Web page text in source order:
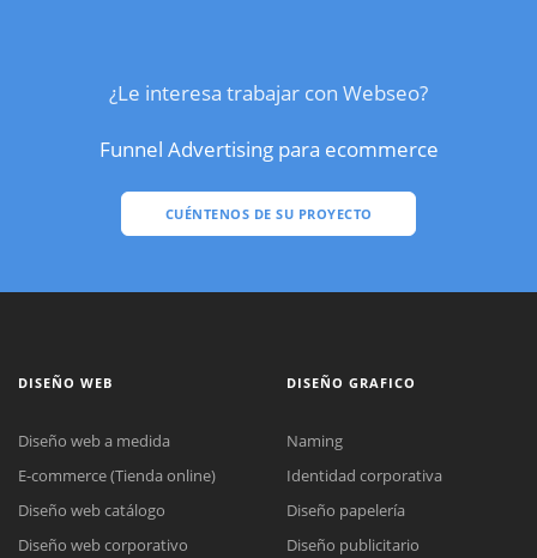
¿Le interesa trabajar con Webseo?
Funnel Advertising para ecommerce
CUÉNTENOS DE SU PROYECTO
DISEÑO WEB
Diseño web a medida
E-commerce (Tienda online)
Diseño web catálogo
Diseño web corporativo
DISEÑO GRAFICO
Naming
Identidad corporativa
Diseño papelería
Diseño publicitario